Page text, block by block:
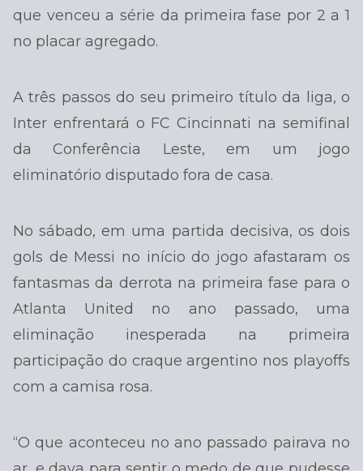
que venceu a série da primeira fase por 2 a 1
no placar agregado.
A três passos do seu primeiro título da liga, o
Inter enfrentará o FC Cincinnati na semifinal
da Conferência Leste, em um jogo
eliminatório disputado fora de casa.
No sábado, em uma partida decisiva, os dois
gols de Messi no início do jogo afastaram os
fantasmas da derrota na primeira fase para o
Atlanta United no ano passado, uma
eliminação inesperada na primeira
participação do craque argentino nos playoffs
com a camisa rosa.
“O que aconteceu no ano passado pairava no